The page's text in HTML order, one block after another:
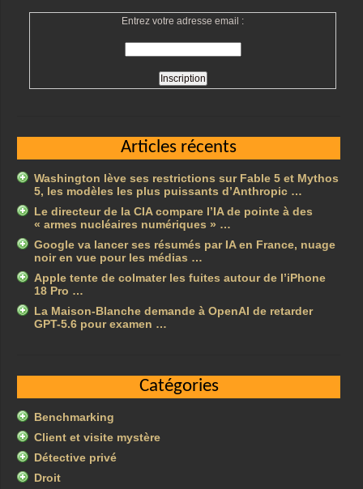
Entrez votre adresse email :
Articles récents
Washington lève ses restrictions sur Fable 5 et Mythos
5, les modèles les plus puissants d’Anthropic …
Le directeur de la CIA compare l’IA de pointe à des
« armes nucléaires numériques » …
Google va lancer ses résumés par IA en France, nuage
noir en vue pour les médias …
Apple tente de colmater les fuites autour de l’iPhone
18 Pro …
La Maison-Blanche demande à OpenAI de retarder
GPT-5.6 pour examen …
Catégories
Benchmarking
Client et visite mystère
Détective privé
Droit